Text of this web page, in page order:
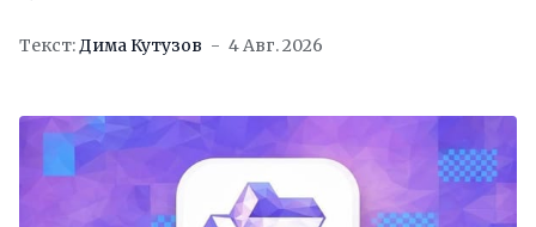
Текст:Дима Кутузов 4 Авг. 2026